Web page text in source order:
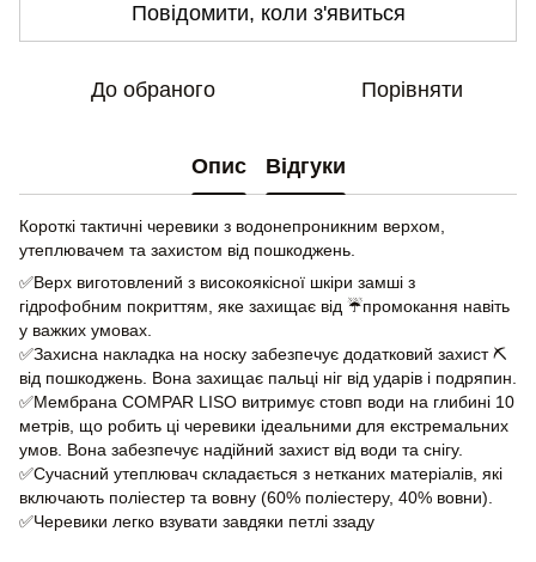
Повідомити, коли з'явиться
До обраного Порівняти
Опис Відгуки
Короткі тактичні черевики з водонепроникним верхом,
утеплювачем та захистом від пошкоджень.
✅Верх виготовлений з високоякісної шкіри замші з
гідрофобним покриттям, яке захищає від ☔промокання навіть
у важких умовах.
✅Захисна накладка на носку забезпечує додатковий захист ⛏
від пошкоджень. Вона захищає пальці ніг від ударів і подряпин.
✅Мембрана COMPAR LISO витримує стовп води на глибині 10
метрів, що робить ці черевики ідеальними для екстремальних
умов. Вона забезпечує надійний захист від води та снігу.
✅Сучасний утеплювач складається з нетканих матеріалів, які
включають поліестер та вовну (60% поліестеру, 40% вовни).
✅Черевики легко взувати завдяки петлі ззаду